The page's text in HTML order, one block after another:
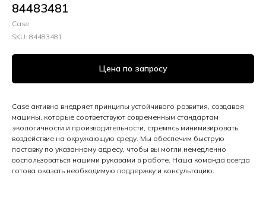
84483481
Case
SKU: 84483481
Цена по запросу
Case активно внедряет принципы устойчивого развития, создавая
машины, которые соответствуют современным стандартам
экологичности и производительности, стремясь минимизировать
воздействие на окружающую среду. Мы обеспечим быструю
поставку по указанному адресу, чтобы вы могли немедленно
воспользоваться нашими рукавами в работе. Наша команда всегда
готова оказать необходимую поддержку и консультацию.